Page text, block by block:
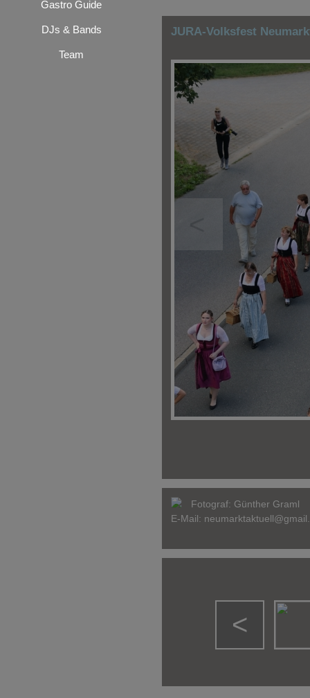
Gastro Guide
DJs & Bands
Team
JURA-Volksfest
Fotograf: Günther Graml
E-Mail:
<